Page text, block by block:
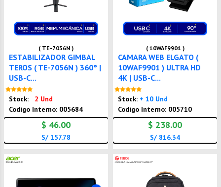
( TE-7056N )
ESTABILIZADOR GIMBAL
TEROS ( TE-7056N ) 360° |
USB-C...
Stock:
2 Und
Codigo Interno: 005684
$ 46.00
S/ 157.78
( 10WAF9901 )
CAMARA WEB ELGATO (
10WAF9901 ) ULTRA HD
4K | USB-C...
Stock: + 10 Und
Codigo Interno: 005710
$ 238.00
S/ 816.34